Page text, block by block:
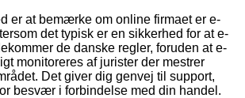
er at bemærke om online firmaet er e-
det typisk er en sikkerhed for at e-
de danske regler, foruden at e-
monitoreres af jurister der mestrer
Det giver dig genvej til support,
besvær i forbindelse med din handel.